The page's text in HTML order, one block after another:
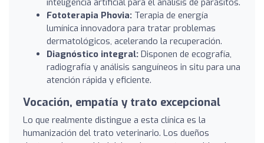
Fototerapia Phovia: Terapia de energía
lumínica innovadora para tratar problemas
dermatológicos, acelerando la recuperación.
Diagnóstico integral: Disponen de ecografía,
radiografía y análisis sanguíneos in situ para una
atención rápida y eficiente.
Vocación, empatía y trato excepcional
Lo que realmente distingue a esta clínica es la
humanización del trato veterinario. Los dueños